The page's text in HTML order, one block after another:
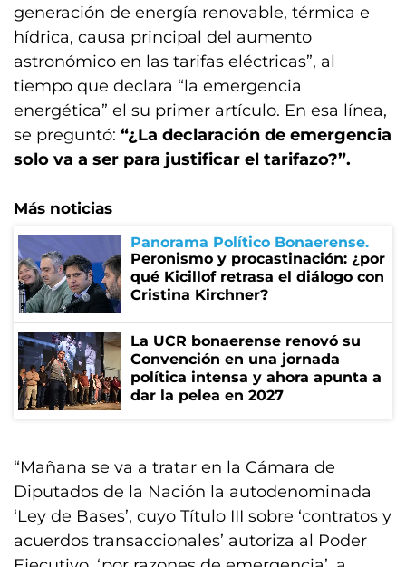
generación de energía renovable, térmica e
hídrica, causa principal del aumento
astronómico en las tarifas eléctricas”, al
tiempo que declara “la emergencia
energética” el su primer artículo. En esa línea,
se preguntó: “¿La declaración de emergencia
solo va a ser para justificar el tarifazo?”.
Más noticias
Panorama Político Bonaerense
Peronismo y procastinación: ¿por
qué Kicillof retrasa el diálogo con
Cristina Kirchner?
La UCR bonaerense renovó su
Convención en una jornada
política intensa y ahora apunta a
dar la pelea en 2027
“Mañana se va a tratar en la Cámara de
Diputados de la Nación la autodenominada
‘Ley de Bases’, cuyo Título III sobre ‘contratos y
acuerdos transaccionales’ autoriza al Poder